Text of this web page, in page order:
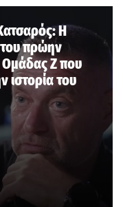
Η
πρώην
Ομάδας Ζ που
ιστορία του